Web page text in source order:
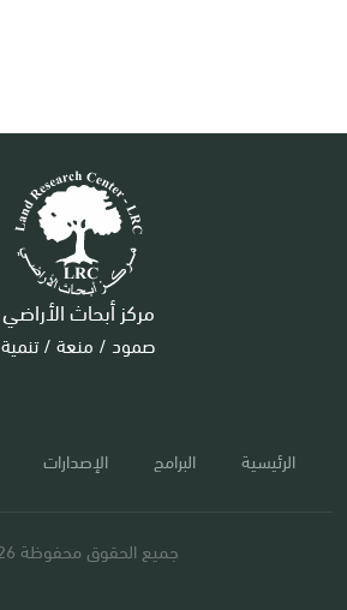
مركز أبحاث الأراضي
صمود / منعة / تنمية
الرئيسية البرامج الإصدارات
جميع الحقوق محفوظة 2026